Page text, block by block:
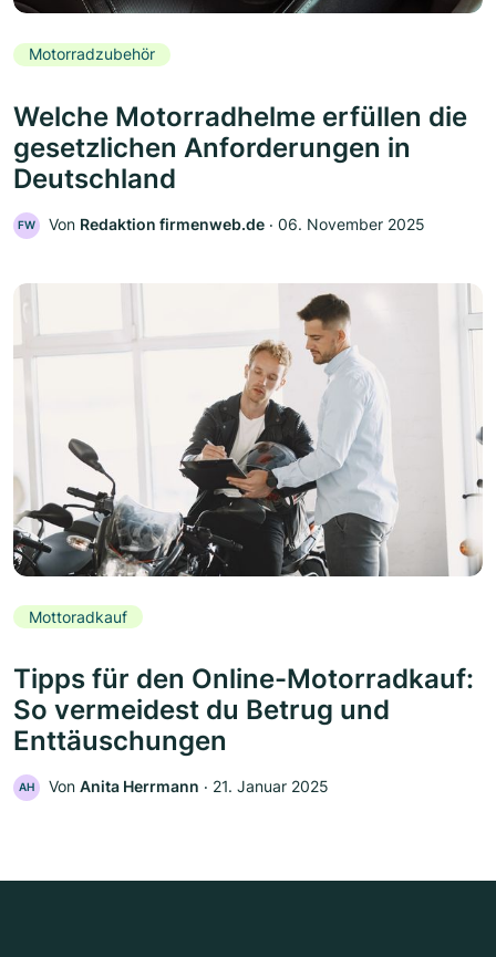
Motorradzubehör
Welche Motorradhelme erfüllen die
gesetzlichen Anforderungen in
Deutschland
FW Von Redaktion firmenweb.de ‧ 06. November 2025
Mottoradkauf
Tipps für den Online-Motorradkauf:
So vermeidest du Betrug und
Enttäuschungen
AH Von Anita Herrmann ‧ 21. Januar 2025